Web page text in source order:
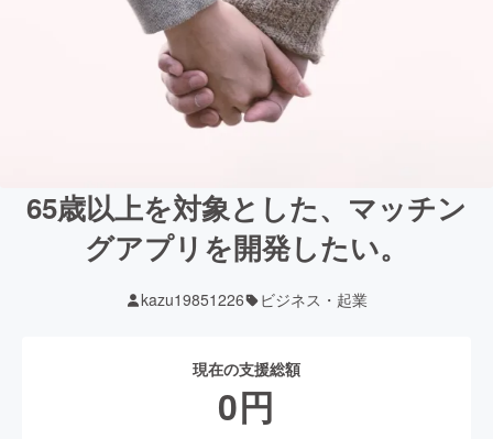
65歳以上を対象とした、マッチン
グアプリを開発したい。
kazu19851226 ビジネス・起業
現在の支援総額
0円